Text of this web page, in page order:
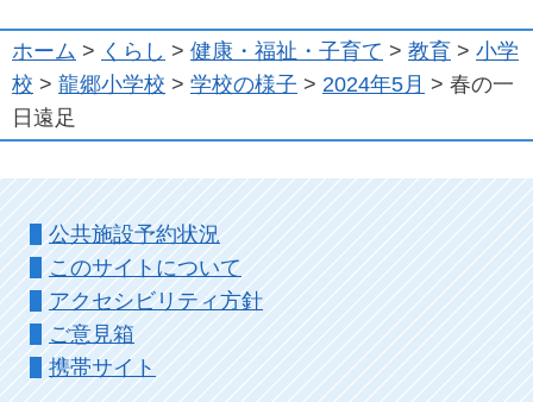
ホーム > くらし > 健康・福祉・子育て > 教育 > 小学
校 > 龍郷小学校 > 学校の様子 > 2024年5月 > 春の一
日遠足
公共施設予約状況
このサイトについて
アクセシビリティ方針
ご意見箱
携帯サイト